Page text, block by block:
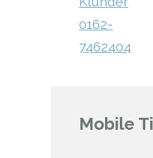
Mobile